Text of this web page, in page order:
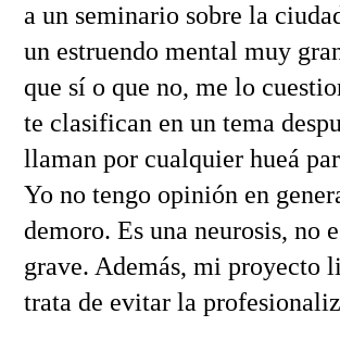
a un seminario sobre la
un estruendo mental muy
que sí o que no, me lo
te clasifican en un tema
llaman por cualquier hueá
Yo no tengo opinión en
demoro. Es una neurosis, no
grave. Además, mi proyecto
trata de evitar la